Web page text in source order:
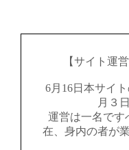
【サイト運
6月16日本サイ
月３
運営は一名です
在、身内の者が